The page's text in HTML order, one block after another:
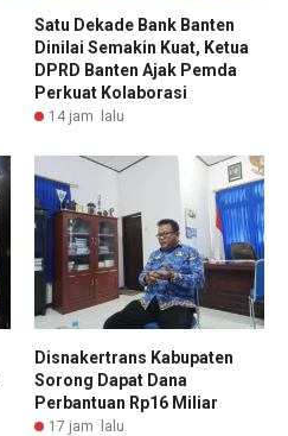
Satu Dekade Bank Banten
Dinilai Semakin Kuat, Ketua
DPRD Banten Ajak Pemda
Perkuat Kolaborasi
14 jam lalu
Disnakertrans Kabupaten
Sorong Dapat Dana
Perbantuan Rp16 Miliar
17 jam lalu